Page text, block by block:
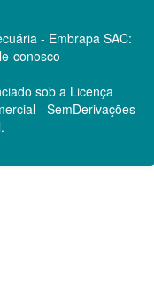
- Embrapa SAC:
conosco
sob a Licença
- SemDerivações